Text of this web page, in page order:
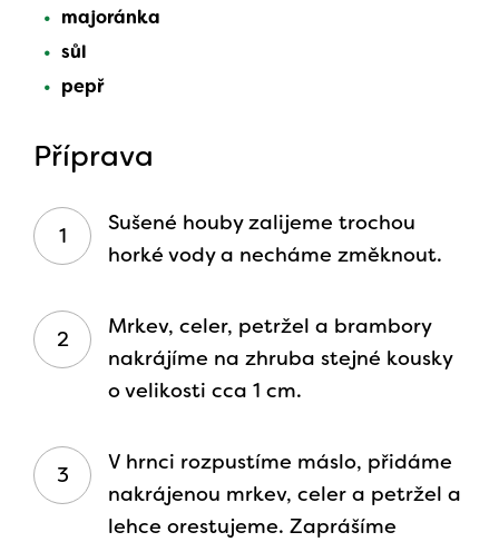
majoránka
sůl
pepř
Příprava
Sušené houby zalijeme trochou
horké vody a necháme změknout.
Mrkev, celer, petržel a brambory
nakrájíme na zhruba stejné kousky
o velikosti cca 1 cm.
V hrnci rozpustíme máslo, přidáme
nakrájenou mrkev, celer a petržel a
lehce orestujeme. Zaprášíme